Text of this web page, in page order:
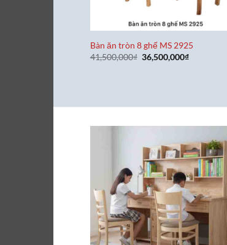
Bàn ăn tròn 8 ghế MS 2925
41,500,000₫ Giá
gốc
36,500,000₫Giá